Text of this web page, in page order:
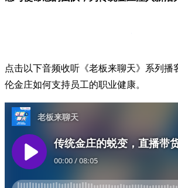
点击以下音频收听《老板来聊天》系列播
伦金庄如何支持员工的职业健康。